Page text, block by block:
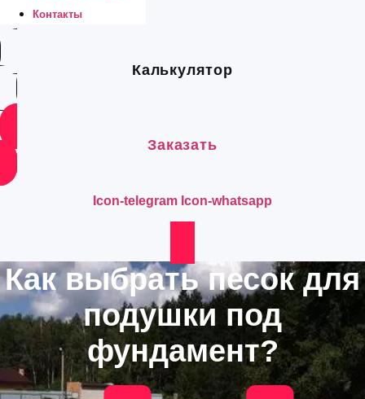
Контакты
Калькулятор
Заказать
Icon-telegram Icon-whatsapp
Как выбрать песок для
подушки под
фундамент?